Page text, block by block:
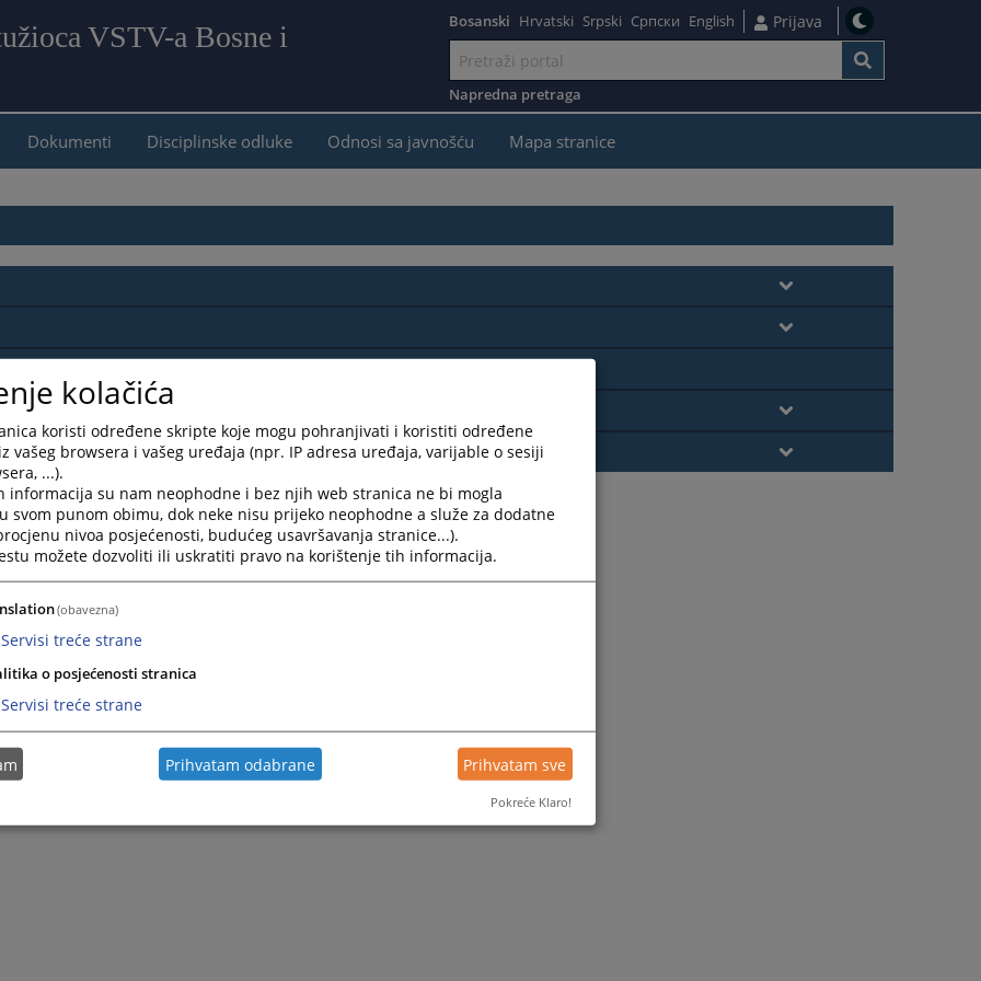
VSTV-a Bosne i
na
sadržaj
Bosanski Hrvatski Srpski Српски English Prijava
Napredna pretraga
Dokumenti Disciplinske odluke Odnosi sa javnošću Mapa stranice
kolačića
koristi određene skripte koje mogu pohranjivati i koristiti određene
vašeg browsera i vašeg uređaja (npr. IP adresa uređaja, varijable o sesiji
...).
informacija su nam neophodne i bez njih web stranica ne bi mogla
svom punom obimu, dok neke nisu prijeko neophodne a služe za dodatne
nivoa posjećenosti, budućeg usavršavanja stranice...).
možete dozvoliti ili uskratiti pravo na korištenje tih informacija.
(obavezna)
Servisi treće strane
o posjećenosti stranica
Servisi treće strane
Prihvatam odabrane Prihvatam sve
Pokreće Klaro!